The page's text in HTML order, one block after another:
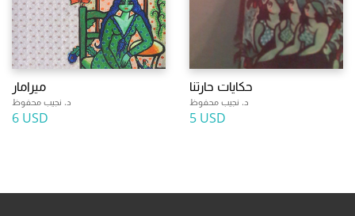
ميرامار
د. نجيب محفوظ
6 USD
حكايات حارتنا
د. نجيب محفوظ
5 USD